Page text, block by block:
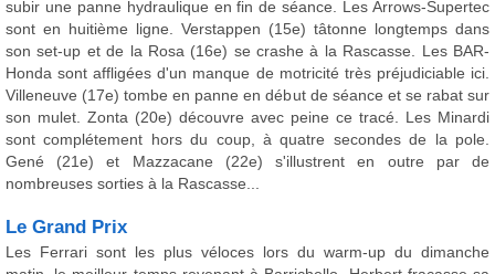
subir une panne hydraulique en fin de séance. Les Arrows-Supertec
sont en huitième ligne. Verstappen (15e) tâtonne longtemps dans
son set-up et de la Rosa (16e) se crashe à la Rascasse. Les BAR-
Honda sont affligées d'un manque de motricité très préjudiciable ici.
Villeneuve (17e) tombe en panne en début de séance et se rabat sur
son mulet. Zonta (20e) découvre avec peine ce tracé. Les Minardi
sont complétement hors du coup, à quatre secondes de la pole.
Gené (21e) et Mazzacane (22e) s'illustrent en outre par de
nombreuses sorties à la Rascasse...
Le Grand Prix
Les Ferrari sont les plus véloces lors du warm-up du dimanche